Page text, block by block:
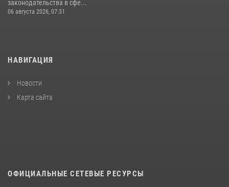
законодательства в сфе...
06 августа 2026, 07:31
НАВИГАЦИЯ
Новости
Карта сайта
ОФИЦИАЛЬНЫЕ СЕТЕВЫЕ РЕСУРСЫ